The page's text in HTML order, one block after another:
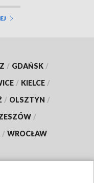
/ GDAŃSK /
/ KIELCE /
/ OLSZTYN /
/
/ WROCŁAW